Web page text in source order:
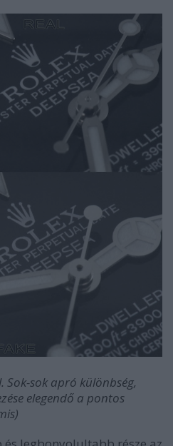
Sok-sok apró különbség,
elegendő a pontos